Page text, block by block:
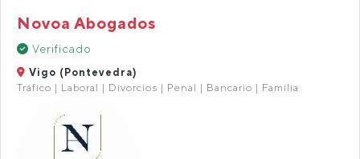
Novoa Abogados
Verificado
Vigo (Pontevedra)
Tráfico | Laboral | Divorcios | Penal | Bancario | Familia